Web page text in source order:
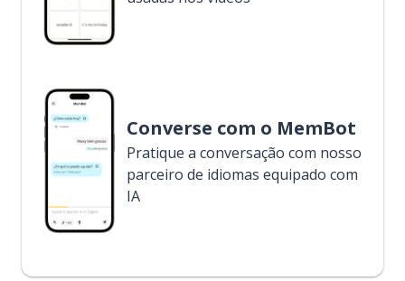
Converse com o MemBot
Pratique a conversação com nosso
parceiro de idiomas equipado com
IA